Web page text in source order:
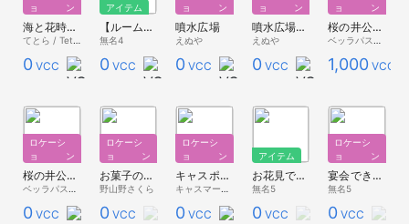
ョン
海と花時計がある公園
0 VCC
アイテム
【ルーム対応】公園にありそうな時計
無名4
0 VCC
ョン
噴水広場
えぬや
0 VCC
ョン
噴水広場with自作モデルズ
えぬや
0 VCC
ョン
桜の井公園【春のお花見】
1,000 VCC
ロケーシ
ョン
桜の井公園free【春のお花見】
0 VCC
ロケーシ
ョン
お菓子の公園
野山野さくら
0 VCC
ロケーシ
ョン
キャスポータル
0 VCC
アイテム
お花見できそうな夜桜背景(小道具VCI版)
無名5
0 VCC
ロケーシ
ョン
宴会できそうな夜桜背景(環境VCI版)
無名5
0 VCC